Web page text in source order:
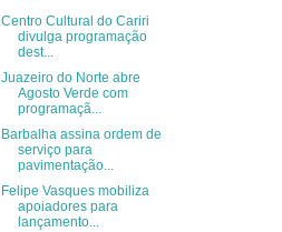
Centro Cultural do Cariri
divulga programação
dest...
Juazeiro do Norte abre
Agosto Verde com
programaçã...
Barbalha assina ordem de
serviço para
pavimentação...
Felipe Vasques mobiliza
apoiadores para
lançamento...